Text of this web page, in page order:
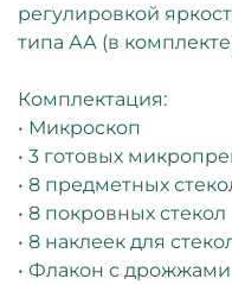
регулировкой
типа АА (в
Комплектация:
• Микроскоп
• 3 готовых
• 8 предметных
• 8 покровных стекол
• 8 наклеек для
• Флакон с дрожжами